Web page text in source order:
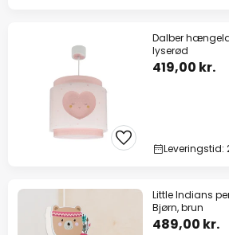
Dalber
lyserød
419,00 kr.
Leveringstid:
Little Indians
Bjørn, brun
489,00 kr.